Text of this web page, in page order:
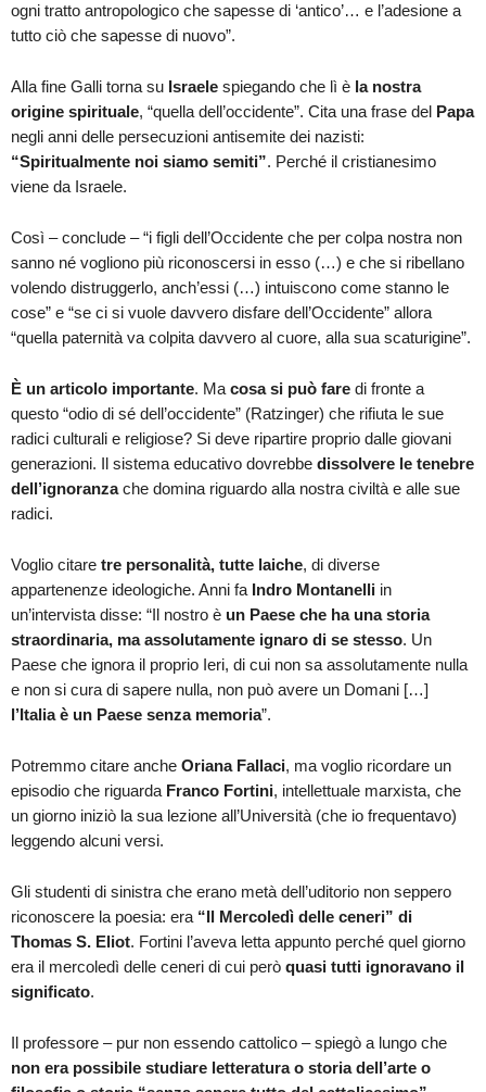
ogni tratto antropologico che sapesse di ‘antico’… e l’adesione a
tutto ciò che sapesse di nuovo”.
Alla fine Galli torna su Israele spiegando che lì è la nostra
origine spirituale, “quella dell’occidente”. Cita una frase del Papa
negli anni delle persecuzioni antisemite dei nazisti:
“Spiritualmente noi siamo semiti”. Perché il cristianesimo
viene da Israele.
Così – conclude – “i figli dell’Occidente che per colpa nostra non
sanno né vogliono più riconoscersi in esso (…) e che si ribellano
volendo distruggerlo, anch’essi (…) intuiscono come stanno le
cose” e “se ci si vuole davvero disfare dell’Occidente” allora
“quella paternità va colpita davvero al cuore, alla sua scaturigine”.
È un articolo importante. Ma cosa si può fare di fronte a
questo “odio di sé dell’occidente” (Ratzinger) che rifiuta le sue
radici culturali e religiose? Si deve ripartire proprio dalle giovani
generazioni. Il sistema educativo dovrebbe dissolvere le tenebre
dell’ignoranzache domina riguardo alla nostra civiltà e alle sue
radici.
Voglio citare tre personalità, tutte laiche, di diverse
appartenenze ideologiche. Anni fa Indro Montanelli in
un’intervista disse: “Il nostro è un Paese che ha una storia
straordinaria, ma assolutamente ignaro di se stesso. Un
Paese che ignora il proprio Ieri, di cui non sa assolutamente nulla
e non si cura di sapere nulla, non può avere un Domani […]
l’Italia è un Paese senza memoria”.
Potremmo citare anche Oriana Fallaci, ma voglio ricordare un
episodio che riguarda Franco Fortini, intellettuale marxista, che
un giorno iniziò la sua lezione all’Università (che io frequentavo)
leggendo alcuni versi.
Gli studenti di sinistra che erano metà dell’uditorio non seppero
riconoscere la poesia: era “Il Mercoledì delle ceneri” di
Thomas S. Eliot. Fortini l’aveva letta appunto perché quel giorno
era il mercoledì delle ceneri di cui però quasi tutti ignoravano il
significato.
Il professore – pur non essendo cattolico – spiegò a lungo che
non era possibile studiare letteratura o storia dell’arte o